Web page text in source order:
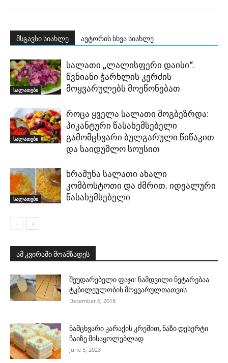
მსგავსი სიახლე ავტორის სხვა სიახლე
სალათები
სალათი „ლალისფერი დაისი“.
წვნიანი ჭარხლის კერძის
მოყვარულებს მოეწონებათ
სალათები
როცა ყველა სალათი მოგბეზრდა:
პიკანტური წასახემსებელი
გამომცხვარი ბულგარული წიწაკით
და საიდუმლო სოუსით
სალათები
ხრაშუნა სალათი ახალი
კომბოსტოთი და ძმრით. იდეალური
წასახემსებელი
ამ კვირაში მოამზადეს
შეუდარებელი ფაჯი: ნამდვილი ნეტარებაა
ტკბილეულობის მოყვარულთათვის
December 6, 2018
ნამცხვარი კარაქის კრემით, ნაზი დესერტი
ჩაიზე მისაყოლებლად
June 5, 2023